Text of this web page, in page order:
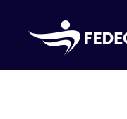
Skip to main content